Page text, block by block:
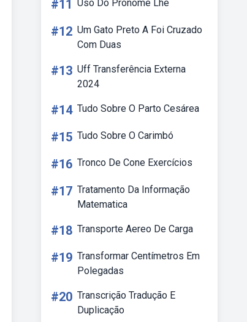
#11 Uso Do Pronome Lhe
#12 Um Gato Preto A Foi Cruzado
Com Duas
#13 Uff Transferência Externa
2024
#14 Tudo Sobre O Parto Cesárea
#15 Tudo Sobre O Carimbó
#16 Tronco De Cone Exercícios
#17 Tratamento Da Informação
Matematica
#18 Transporte Aereo De Carga
#19 Transformar Centímetros Em
Polegadas
#20 Transcrição Tradução E
Duplicação